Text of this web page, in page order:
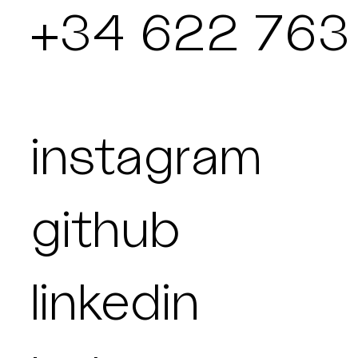
+34 622
instagram
github
linkedin